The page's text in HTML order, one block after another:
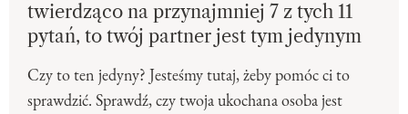
twierdząco na przynajmniej 7 z tych 11
pytań, to twój partner jest tym jedynym
Czy to ten jedyny? Jesteśmy tutaj, żeby pomóc ci to
sprawdzić. Sprawdź, czy twoja ukochana osoba jest